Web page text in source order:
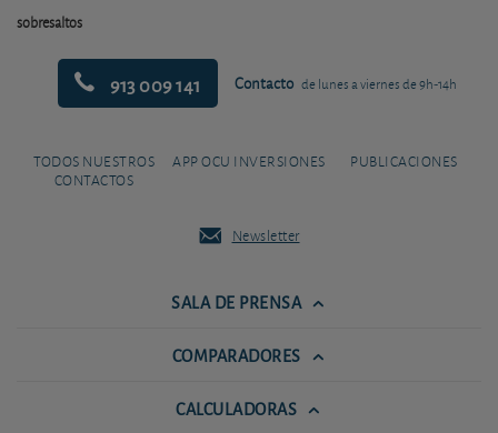
sobresaltos
913 009 141 Contacto de lunes a viernes de 9h-14h
TODOS NUESTROS
CONTACTOS
APP OCU INVERSIONES PUBLICACIONES
Newsletter
SALA DE PRENSA
COMPARADORES
CALCULADORAS